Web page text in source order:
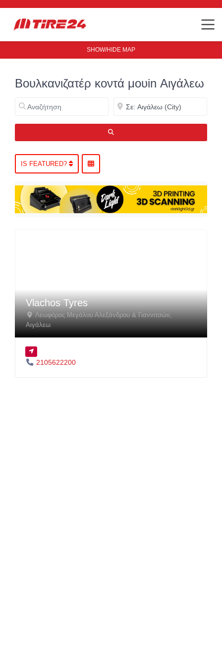
Βουλκανιζατέρ κοντά μουin Αιγάλεω
Αναζήτηση Κοντά
IS FEATURED?
Vlachos Tyres
Λεωφόρος Μεγάλου Αλεξάνδρου & Γιαννιτσών
Αιγάλεω
2105622200
SHOW/HIDE MAP